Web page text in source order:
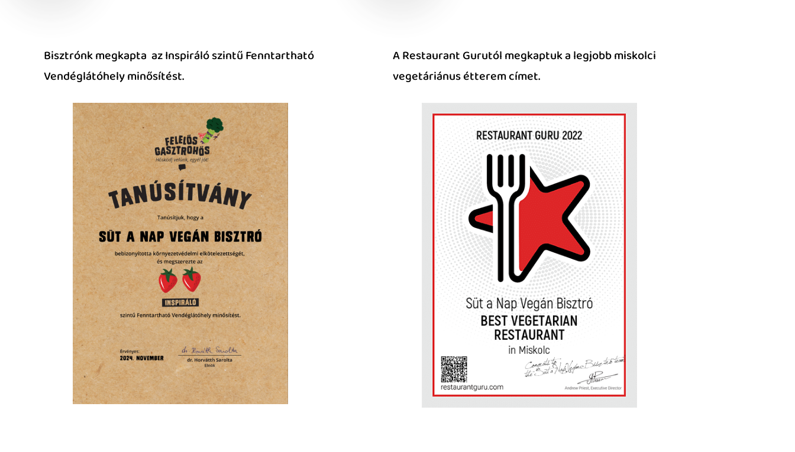
Bisztrónk megkapta az Inspiráló szintű Fenntartható
Vendéglátóhely minősítést.
A Restaurant Gurutól megkaptuk a legjobb miskolci
vegetáriánus étterem címet.